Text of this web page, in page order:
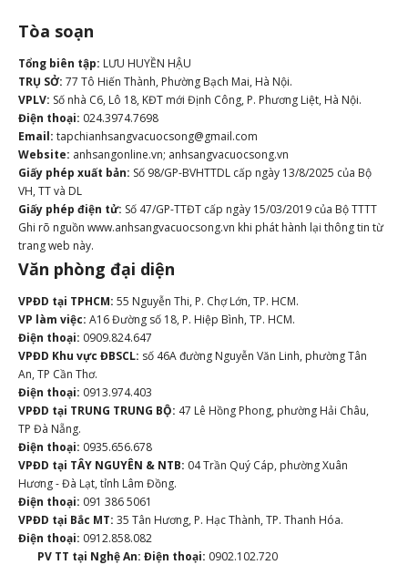
Tòa soạn
Tổng biên tập: LƯU HUYỀN HẬU
TRỤ SỞ: 77 Tô Hiến Thành, Phường Bạch Mai, Hà Nội.
VPLV: Số nhà C6, Lô 18, KĐT mới Định Công, P. Phương Liệt, Hà Nội.
Điện thoại: 024.3974.7698
Email: tapchianhsangvacuocsong@gmail.com
Website: anhsangonline.vn; anhsangvacuocsong.vn
Giấy phép xuất bản: Số 98/GP-BVHTTDL cấp ngày 13/8/2025 của Bộ
VH, TT và DL
Giấy phép điện tử: Số 47/GP-TTĐT cấp ngày 15/03/2019 của Bộ TTTT
Ghi rõ nguồn www.anhsangvacuocsong.vn khi phát hành lại thông tin từ
trang web này.
Văn phòng đại diện
VPĐD tại TPHCM: 55 Nguyễn Thi, P. Chợ Lớn, TP. HCM.
VP làm việc: A16 Đường số 18, P. Hiệp Bình, TP. HCM.
Điện thoại: 0909.824.647
VPĐD Khu vực ĐBSCL: số 46A đường Nguyễn Văn Linh, phường Tân
An, TP Cần Thơ.
Điện thoại: 0913.974.403
VPĐD tại TRUNG TRUNG BỘ: 47 Lê Hồng Phong, phường Hải Châu,
TP Đà Nẵng.
Điện thoại: 0935.656.678
VPĐD tại TÂY NGUYÊN & NTB: 04 Trần Quý Cáp, phường Xuân
Hương - Đà Lạt, tỉnh Lâm Đồng.
Điện thoại: 091 386 5061
VPĐD tại Bắc MT: 35 Tân Hương, P. Hạc Thành, TP. Thanh Hóa.
Điện thoại: 0912.858.082
PV TT tại Nghệ An: Điện thoại: 0902.102.720